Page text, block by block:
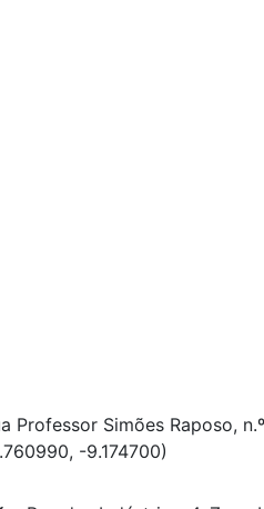
Professor Simões Raposo,
-9.174700)